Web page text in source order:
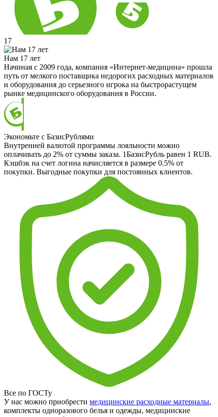
17
Нам 17 лет
Начиная с 2009 года, компания «Интернет-медицина» прошла
путь от мелкого поставщика недорогих расходных материалов
и оборудования до серьезного игрока на быстрорастущем
рынке медицинского оборудования в России.
Экономьте с БазисРублями
Внутренней валютой программы лояльности можно
оплачивать до 2% от суммы заказа. 1БазисРубль равен 1 RUB.
Кэшбэк на счет логина начисляется в размере 0.5% от
покупки. Выгодные покупки для постоянных клиентов.
Все по ГОСТу
У нас можно приобрести медицинские расходные материалы,
комплекты одноразового белья и одежды, медицинские